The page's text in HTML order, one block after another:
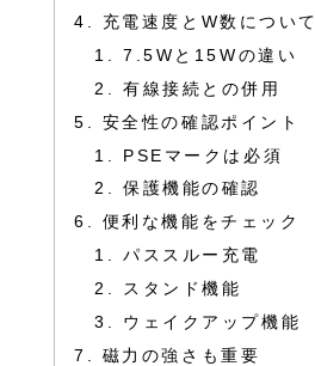
充電速度とW数について
7.5Wと15Wの違い
有線接続との併用
安全性の確認ポイント
PSEマークは必須
保護機能の確認
便利な機能をチェック
パススルー充電
スタンド機能
ウェイクアップ機能
磁力の強さも重要